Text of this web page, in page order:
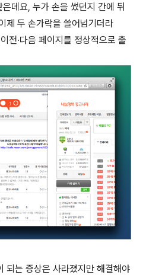
데요, 누가 손을 썼던지 간에 뒤
제 두 손가락을 쓸어넘기더라
전∙다음 페이지를 정상적으로 출
되는 증상은 사라졌지만 해결해야